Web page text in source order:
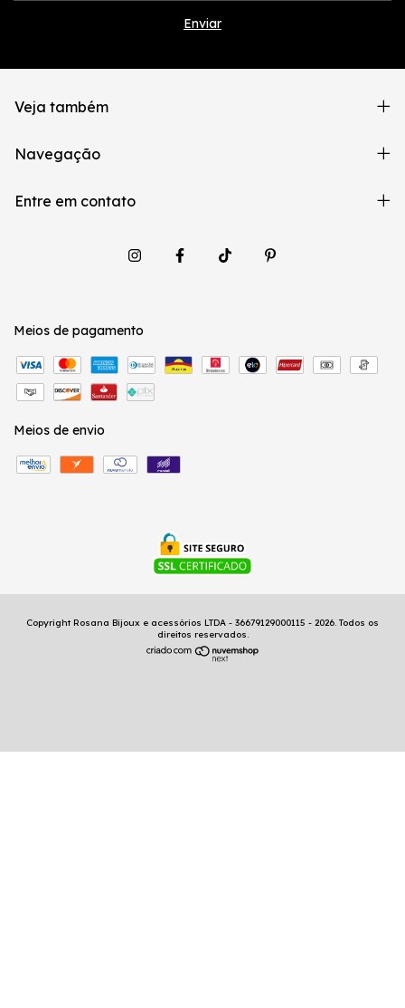
Veja também
Navegação
Entre em contato
Meios de pagamento
Meios de envio
Copyright Rosana Bijoux e acessórios LTDA - 36679129000115 - 2026. Todos os
direitos reservados.